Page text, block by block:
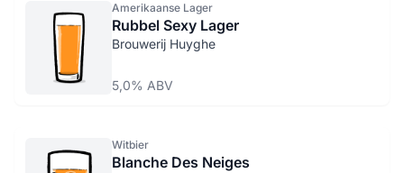
Amerikaanse Lager
Rubbel Sexy Lager
Brouwerij Huyghe
5,0% ABV
Witbier
Blanche Des Neiges